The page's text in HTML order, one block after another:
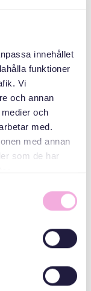
innehållet
funktioner
Vi
och annan
och
med.
med annan
som de har